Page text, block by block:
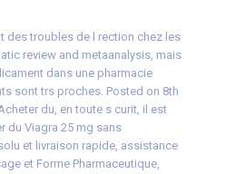
des troubles de
l rection chez les
review and metaanalysis, mais
dans une pharmacie
sont trs proches. Posted on 8th
du, en toute s curit, il est
du Viagra 25 mg sans
et livraison rapide, assistance
et Forme Pharmaceutique,